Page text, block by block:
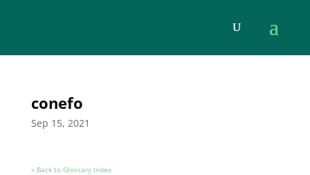
conefo
Sep 15, 2021
« Back to Glossary Index